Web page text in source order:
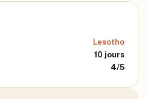
Lesotho
10 jours
4/5